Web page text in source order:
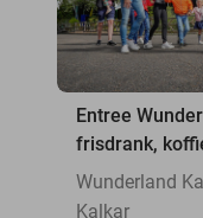
Entree
frisdrank,
Wunderland
Kalkar